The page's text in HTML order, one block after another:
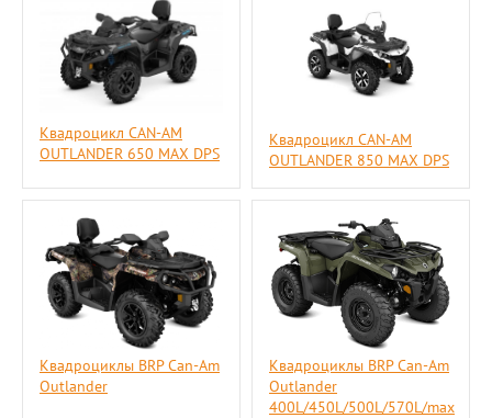
Квадроцикл CAN-AM
OUTLANDER 650 MAX DPS
Квадроцикл CAN-AM
OUTLANDER 850 MAX DPS
Квадроциклы BRP Can-Am
Outlander
Квадроциклы BRP Can-Am
Outlander
400L/450L/500L/570L/max